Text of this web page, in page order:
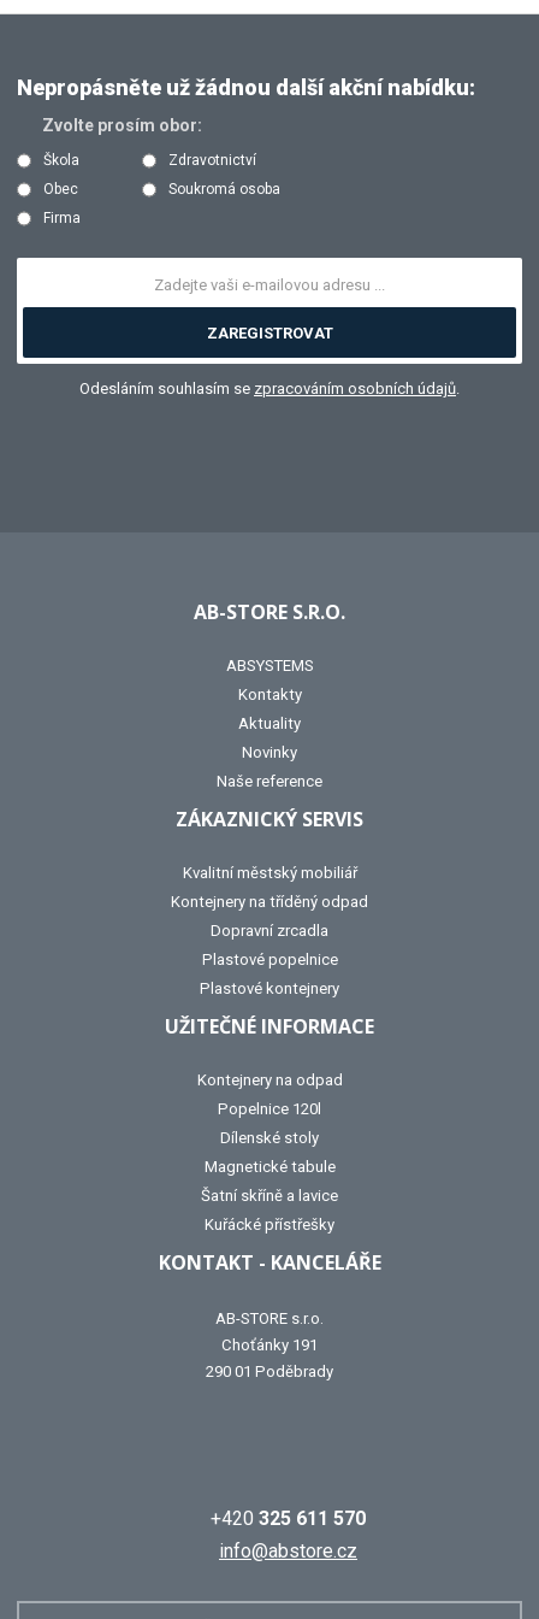
Nepropásněte už žádnou další akční nabídku:
Zvolte prosím obor:
Škola
Zdravotnictví
Obec
Soukromá osoba
Firma
ZAREGISTROVAT
Odesláním souhlasím se zpracováním osobních údajů.
AB-STORE S.R.O.
ABSYSTEMS
Kontakty
Aktuality
Novinky
Naše reference
ZÁKAZNICKÝ SERVIS
Kvalitní městský mobiliář
Kontejnery na tříděný odpad
Dopravní zrcadla
Plastové popelnice
Plastové kontejnery
UŽITEČNÉ INFORMACE
Kontejnery na odpad
Popelnice 120l
Dílenské stoly
Magnetické tabule
Šatní skříně a lavice
Kuřácké přístřešky
KONTAKT - KANCELÁŘE
AB-STORE s.r.o.
Choťánky 191
290 01 Poděbrady
+420 325 611 570
info@abstore.cz